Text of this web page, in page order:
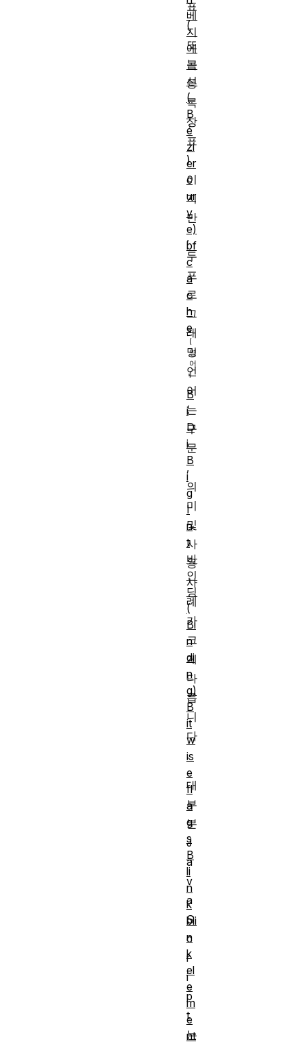
표
(
또
는
등
록
상
표
)
이
지
만
,
두
프
로
그
래
밍
언
어
는
구
문
,
의
미
및
사
용
사
례
가
크
게
다
릅
니
다
.
대
부
분
J
a
v
a
S
c
r
i
p
t
는
베
지
에
곡
선
(
B
é
zi
er
c
ur
v
e)
bf
c
a
c
h
e
B
i
D
i
B
i
g
I
n
t
바
인
딩
(
Bi
n
di
n
g)
B
it
w
is
e
fl
a
g
s
B
li
n
k
bli
n
k
el
e
m
e
nt